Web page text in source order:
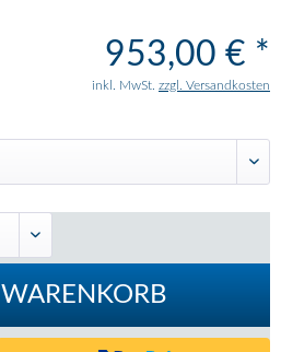
953,00 € *
inkl. MwSt. zzgl. Versandkosten
WARENKORB